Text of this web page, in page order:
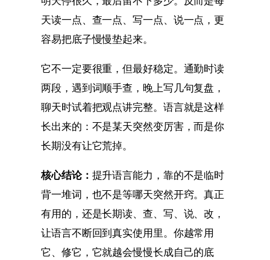
天读一点、查一点、写一点、说一点，更
容易把底子慢慢垫起来。
它不一定要很重，但最好稳定。通勤时读
两段，遇到词顺手查，晚上写几句复盘，
聊天时试着把观点讲完整。语言就是这样
长出来的：不是某天突然变厉害，而是你
长期没有让它荒掉。
核心结论： 提升语言能力，靠的不是临时
背一堆词，也不是等哪天突然开窍。真正
有用的，还是长期读、查、写、说、改，
让语言不断回到真实使用里。你越常用
它、修它，它就越会慢慢长成自己的底